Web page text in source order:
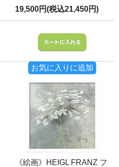
19,500円(税込21,450円)
お気に入りに追加
《絵画》HEIGL FRANZ フ